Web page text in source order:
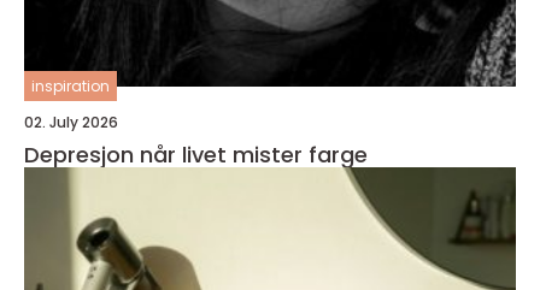
inspiration
02. July 2026
Depresjon når livet mister farge